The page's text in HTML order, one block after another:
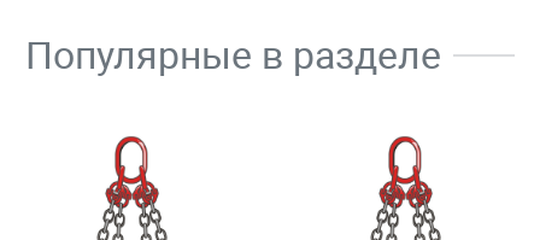
Популярные в разделе